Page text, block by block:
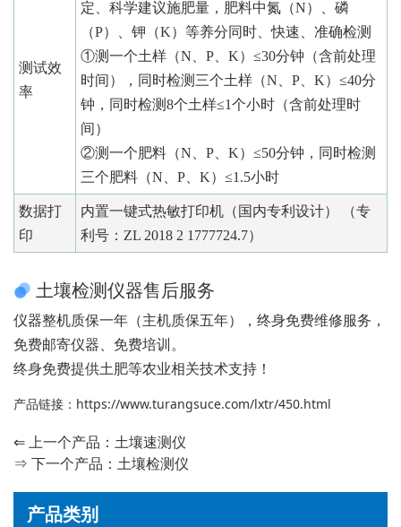
产品类别
测试效
率
定、科学建议施肥量，肥料中氮（N）、磷
（P）、钾（K）等养分同时、快速、准确检测
①测一个土样（N、P、K）≤30分钟（含前处理
时间），同时检测三个土样（N、P、K）≤40分
钟，同时检测8个土样≤1个小时（含前处理时
间）
②测一个肥料（N、P、K）≤50分钟，同时检测
三个肥料（N、P、K）≤1.5小时
数据打
印
内置一键式热敏打印机（国内专利设计） （专
利号：ZL 2018 2 1777724.7）
土壤检测仪器售后服务
仪器整机质保一年（主机质保五年），终身免费维修服务，
免费邮寄仪器、免费培训。
终身免费提供土肥等农业相关技术支持！
产品链接： https://www.turangsuce.com/lxtr/450.html
⇐ 上一个产品： 土壤速测仪
⇒ 下一个产品： 土壤检测仪